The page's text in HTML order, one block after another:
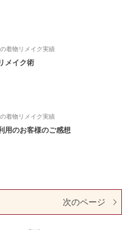
着物リメイク実績
メイク術
着物リメイク実績
用のお客様のご感想
次のページ